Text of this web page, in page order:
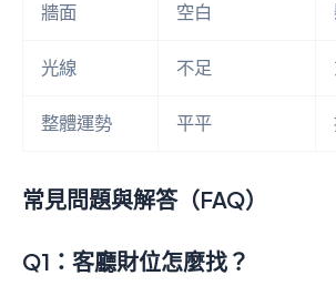
牆面 空白
光線 不足
整體運勢 平平
常見問題與解答（FAQ）
Q1：客廳財位怎麼找？